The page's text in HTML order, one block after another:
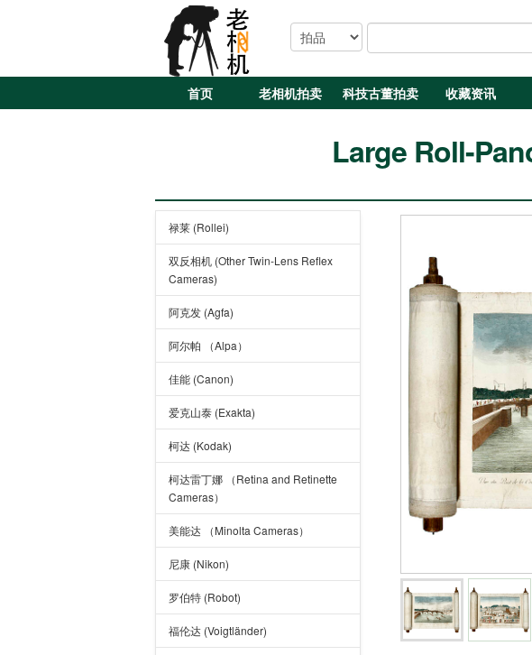
首页 老相机拍卖 科技古董拍卖 收藏资讯
Large Roll-
禄莱 (Rollei)
双反相机 (Other Twin-Lens Reflex
Cameras)
阿克发 (Agfa)
阿尔帕 （Alpa）
佳能 (Canon)
爱克山泰 (Exakta)
柯达 (Kodak)
柯达雷丁娜 （Retina and Retinette
Cameras）
美能达 （Minolta Cameras）
尼康 (Nikon)
罗伯特 (Robot)
福伦达 (Voigtländer)